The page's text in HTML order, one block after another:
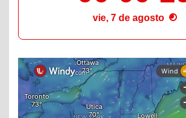
vie, 7 de agosto